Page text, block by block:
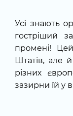
Усі знають
гостріший
промені!
Штатів, але
різних
зазирни їй у